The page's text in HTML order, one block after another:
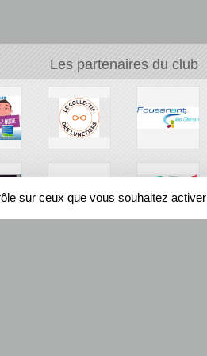
Les partenaires du club
sur ceux que vous souhaitez activer